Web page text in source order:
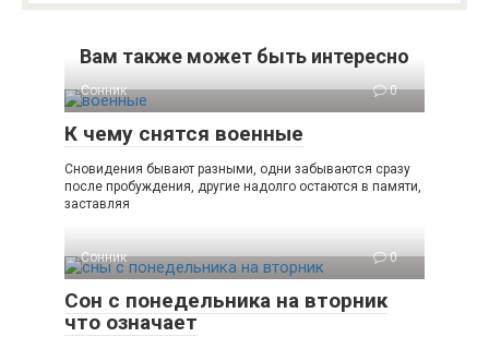
Вам также может быть интересно
Сонник 0
К чему снятся военные
Сновидения бывают разными, одни забываются сразу
после пробуждения, другие надолго остаются в памяти,
заставляя
Сонник 0
Сон с понедельника на вторник
что означает